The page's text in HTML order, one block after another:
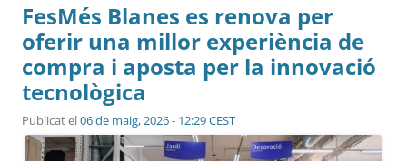
FesMés Blanes es renova per
oferir una millor experiència de
compra i aposta per la innovació
tecnològica
Publicat el06 de maig, 2026 - 12:29 CEST